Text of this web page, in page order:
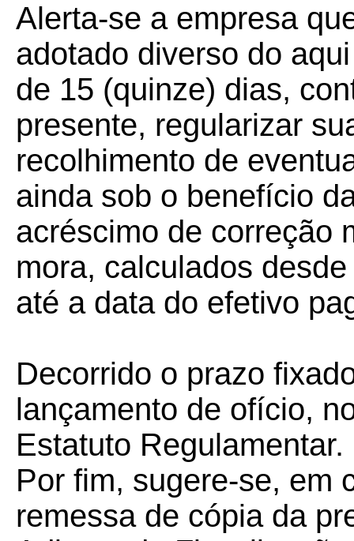
Alerta-se a empresa
adotado diverso do
de 15 (quinze) dias,
presente, regularizar
recolhimento de
ainda sob o benefício
acréscimo de correção
mora, calculados
até a data do efetivo
Decorrido o prazo
lançamento de ofício,
Estatuto Regulamentar.
Por fim, sugere-se, em
remessa de cópia da